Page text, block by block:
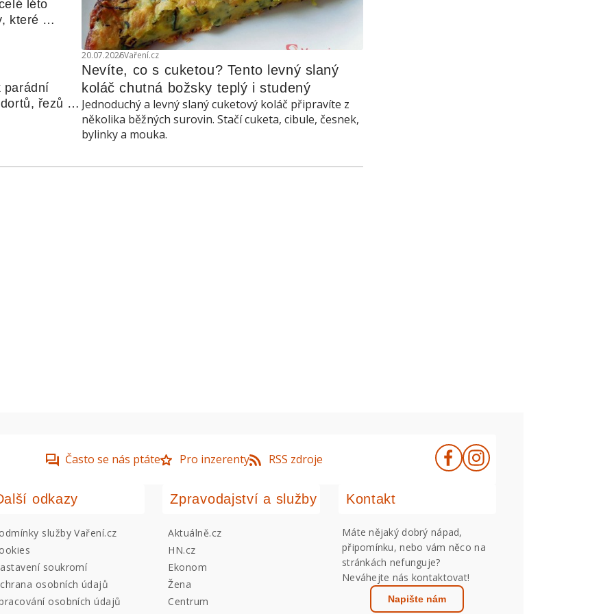
20.07.2026Vaření.cz
Nevíte, co s cuketou? Tento levný slaný
koláč chutná božsky teplý i studený
Jednoduchý a levný slaný cuketový koláč připravíte z
několika běžných surovin. Stačí cuketa, cibule, česnek,
bylinky a mouka.
léto
které
nebo
parádní
řezů a
Často se nás ptáte Pro inzerenty RSS zdroje
odkazy
služby Vaření.cz
soukromí
osobních údajů
osobních údajů
Zpravodajství a služby
Aktuálně.cz
HN.cz
Ekonom
Žena
Centrum
Kontakt
Máte nějaký dobrý nápad,
připomínku, nebo vám něco na
stránkách nefunguje?
Neváhejte nás kontaktovat!
Napište nám